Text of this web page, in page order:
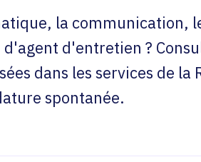
la communication,
d'entretien ?
dans les services de la
spontanée.